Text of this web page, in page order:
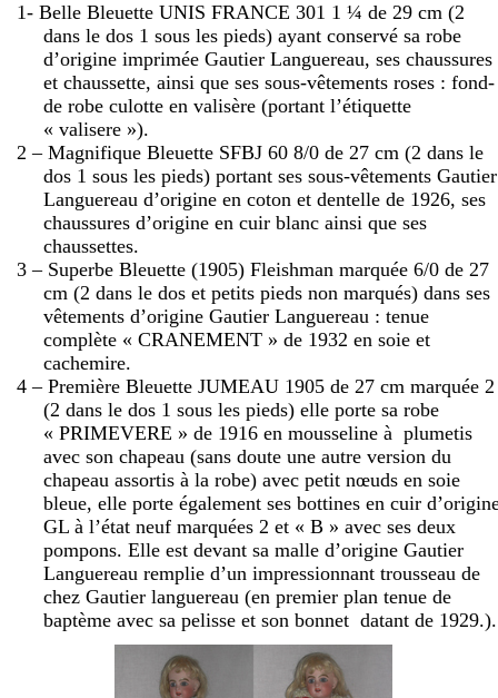
1- Belle Bleuette UNIS FRANCE 301 1 ¼ de 29 cm (2
dans le dos 1 sous les pieds) ayant conservé sa robe
d’origine imprimée Gautier Languereau, ses chaussures
et chaussette, ainsi que ses sous-vêtements roses : fond-
de robe culotte en valisère (portant l’étiquette
« valisere »).
2 – Magnifique Bleuette SFBJ 60 8/0 de 27 cm (2 dans le
dos 1 sous les pieds) portant ses sous-vêtements Gautier
Languereau d’origine en coton et dentelle de 1926, ses
chaussures d’origine en cuir blanc ainsi que ses
chaussettes.
3 – Superbe Bleuette (1905) Fleishman marquée 6/0 de 27
cm (2 dans le dos et petits pieds non marqués) dans ses
vêtements d’origine Gautier Languereau : tenue
complète « CRANEMENT » de 1932 en soie et
cachemire.
4 – Première Bleuette JUMEAU 1905 de 27 cm marquée 2
(2 dans le dos 1 sous les pieds) elle porte sa robe
« PRIMEVERE » de 1916 en mousseline à plumetis
avec son chapeau (sans doute une autre version du
chapeau assortis à la robe) avec petit nœuds en soie
bleue, elle porte également ses bottines en cuir
GL à l’état neuf marquées 2 et « B » avec ses deux
pompons. Elle est devant sa malle d’origine Gautier
Languereau remplie d’un impressionnant trousseau de
chez Gautier languereau (en premier plan tenue de
baptème avec sa pelisse et son bonnet datant de 1929.).